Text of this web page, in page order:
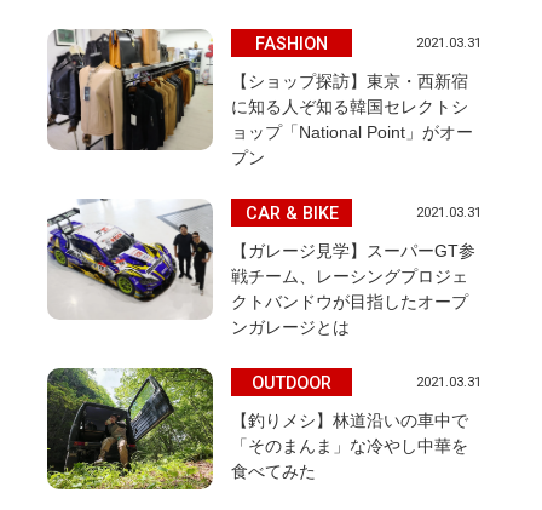
FASHION 2021.03.31
【ショップ探訪】東京・西新宿
に知る人ぞ知る韓国セレクトシ
ョップ「National Point」がオー
プン
CAR & BIKE 2021.03.31
【ガレージ見学】スーパーGT参
戦チーム、レーシングプロジェ
クトバンドウが目指したオープ
ンガレージとは
OUTDOOR 2021.03.31
【釣りメシ】林道沿いの車中で
「そのまんま」な冷やし中華を
食べてみた